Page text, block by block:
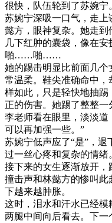
很快，队伍轮到了苏婉宁
苏婉宁深吸一口气，走
懿方，眼神复杂。她走到
几下红肿的囊袋，像在安
啪……啪……
她的踢击明显比前面几
常温柔。鞋尖准确命中，
样如此，只是轻快地抽
正的伤害。她踢了整整一
李老师看在眼里，淡淡道
可以再加强一些。”
苏婉宁低声应了“是”，
过一丝心疼和复杂的情绪
接下来的女生逐渐放开，
撞击声和林懿方的惨叫
下越来越肿胀。
这时，泪水和汗水已经模
两腿中间向后看去。下